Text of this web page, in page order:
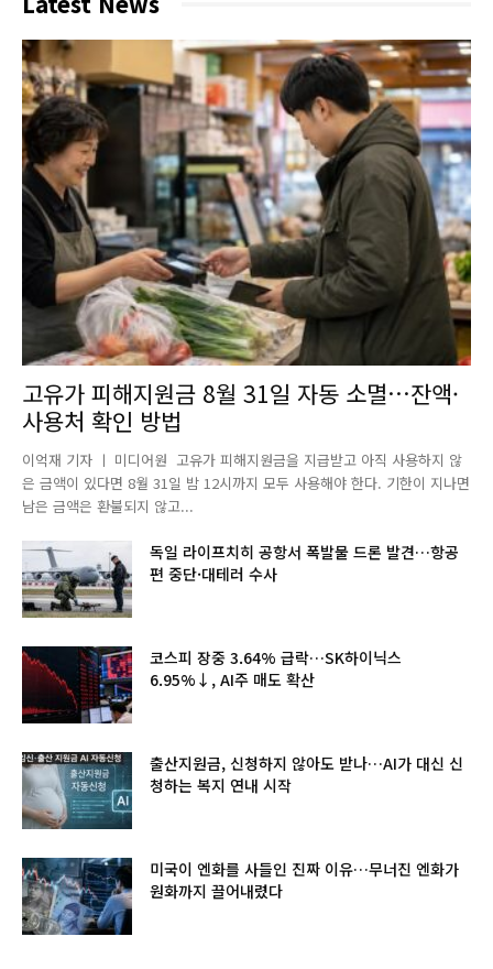
고유가 피해지원금 8월 31일 자동 소멸…잔액·
사용처 확인 방법
이억재 기자 ㅣ 미디어원 고유가 피해지원금을 지급받고 아직 사용하지 않
은 금액이 있다면 8월 31일 밤 12시까지 모두 사용해야 한다. 기한이 지나면
남은 금액은 환불되지 않고...
독일 라이프치히 공항서 폭발물 드론 발견…항공
편 중단·대테러 수사
코스피 장중 3.64% 급락…SK하이닉스
6.95%↓, AI주 매도 확산
출산지원금, 신청하지 않아도 받나…AI가 대신 신
청하는 복지 연내 시작
미국이 엔화를 사들인 진짜 이유…무너진 엔화가
원화까지 끌어내렸다